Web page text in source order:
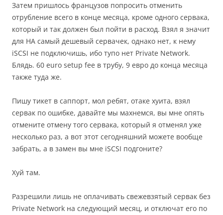
Затем пришлось французов попросить отменить
отрубление всего в конце месяца, кроме одного сервака,
который и так должен был пойти в расход. Взял я значит
для HA самый дешевый сервачек, однако нет, к нему
iSCSI не подключишь, ибо тупо нет Private Network.
Блядь. 60 euro setup fee в трубу, 9 евро до конца месяца
также туда же.
Пишу тикет в саппорт, мол ребят, отаке хуита, взял
сервак по ошибке, давайте мы махнемся, вы мне опять
отмените отмену того сервака, который я отменял уже
несколько раз, а вот этот сегодняшний можете вообще
забрать, а в замен вы мне iSCSI подгоните?
Хуй там.
Разрешили лишь не оплачивать свежевзятый сервак без
Private Network на следующий месяц, и отключат его по